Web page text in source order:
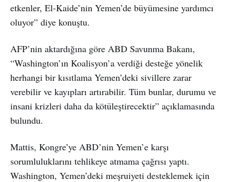
etkenler, El-Kaide’nin Yemen’de büyümesine yardımcı
oluyor” diye konuştu.
AFP’nin aktardığına göre ABD Savunma Bakanı,
“Washington’ın Koalisyon’a verdiği desteğe yönelik
herhangi bir kısıtlama Yemen’deki sivillere zarar
verebilir ve kayıpları artırabilir. Tüm bunlar, durumu ve
insani krizleri daha da kötüleştirecektir” açıklamasında
bulundu.
Mattis, Kongre’ye ABD’nin Yemen’e karşı
sorumluluklarını tehlikeye atmama çağrısı yaptı.
Washington, Yemen’deki meşruiyeti desteklemek için